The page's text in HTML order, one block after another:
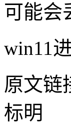
可能会
win11
原文链
标明